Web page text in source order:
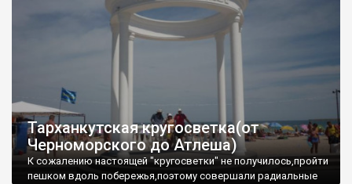
Тарханкутская кругосветка(от
Черноморского до Атлеша)
К сожалению настоящей "кругосветки" не получилось,пройти
пешком вдоль побережья,поэтому совершали радиальные